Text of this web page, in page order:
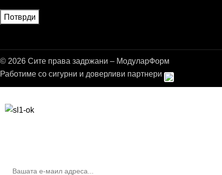
© 2026 Сите права задржани – МодуларФорм
Работиме со сигурни и доверливи партнери